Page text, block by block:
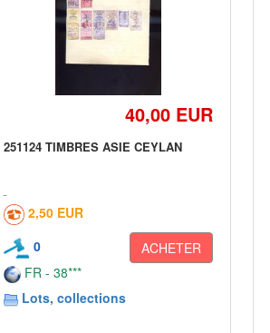
40,00 EUR
251124 TIMBRES ASIE CEYLAN
2,50 EUR
0
ACHETER
FR - 38***
Lots, collections